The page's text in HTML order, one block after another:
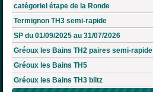
catégoriel étape de la Ronde
Termignon TH3 semi-rapide
SP du 01/09/2025 au 31/07/2026
Gréoux les Bains TH2 paires semi-rapide
Gréoux les Bains TH5
Gréoux les Bains TH3 blitz